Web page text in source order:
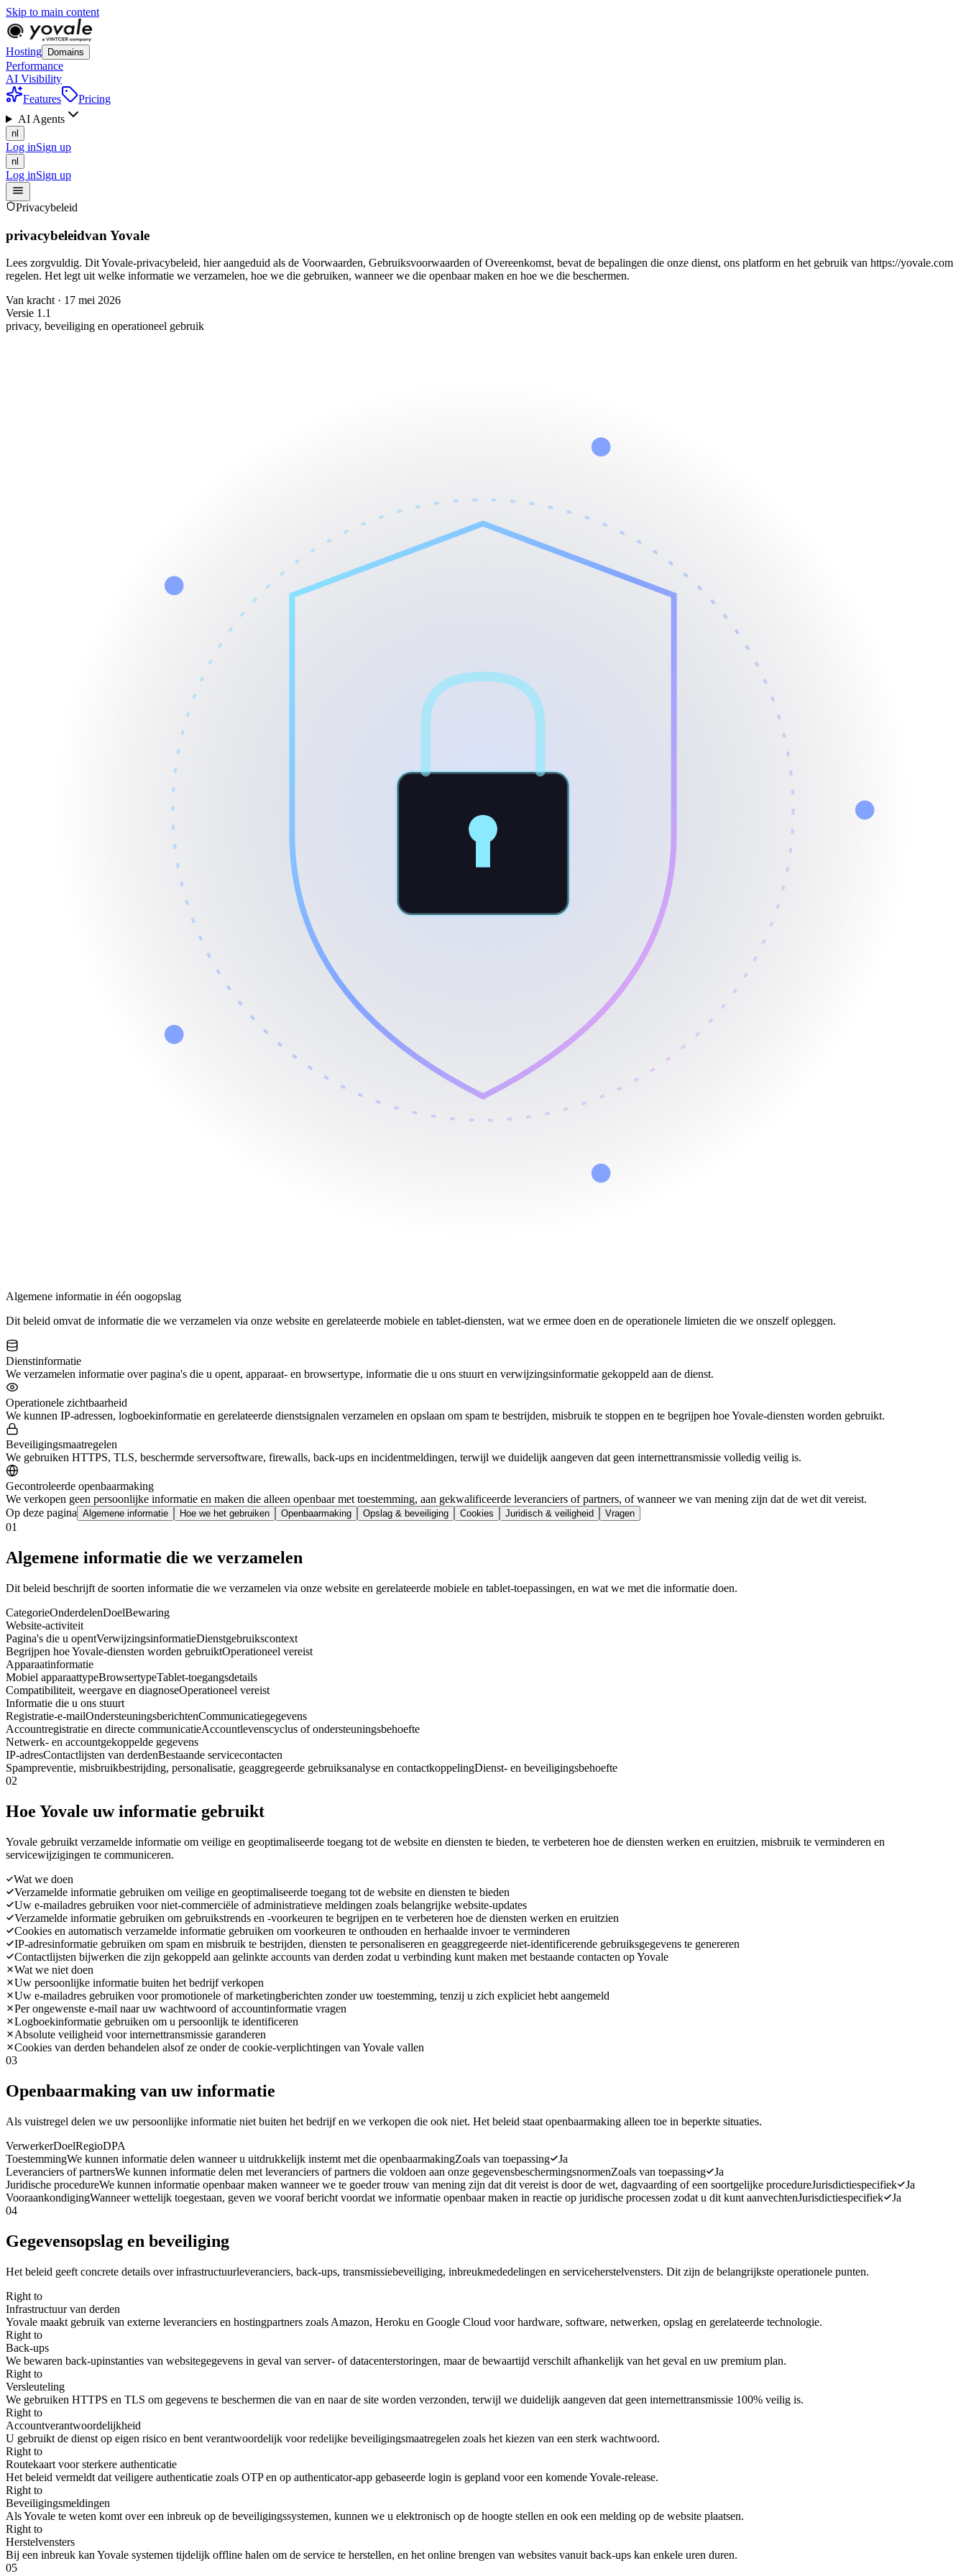
Skip to main content
Hosting Domains
Performance
AI Visibility
Features
Pricing
AI Agents
nl
Log inSign up
nl
Log inSign up
Privacybeleid
privacybeleidvan Yovale
Lees zorgvuldig. Dit Yovale-privacybeleid, hier aangeduid als de Voorwaarden, Gebruiksvoorwaarden of Overeenkomst, bevat de bepalingen die onze dienst, ons platform en het gebruik van https://yovale.com
regelen. Het legt uit welke informatie we verzamelen, hoe we die gebruiken, wanneer we die openbaar maken en hoe we die beschermen.
Van kracht· 17 mei 2026
Versie 1.1
privacy, beveiliging en operationeel gebruik
Algemene informatie in één oogopslag
Dit beleid omvat de informatie die we verzamelen via onze website en gerelateerde mobiele en tablet-diensten, wat we ermee doen en de operationele limieten die we onszelf opleggen.
Dienstinformatie
We verzamelen informatie over pagina's die u opent, apparaat- en browsertype, informatie die u ons stuurt en verwijzingsinformatie gekoppeld aan de dienst.
Operationele zichtbaarheid
We kunnen IP-adressen, logboekinformatie en gerelateerde dienstsignalen verzamelen en opslaan om spam te bestrijden, misbruik te stoppen en te begrijpen hoe Yovale-diensten worden gebruikt.
Beveiligingsmaatregelen
We gebruiken HTTPS, TLS, beschermde serversoftware, firewalls, back-ups en incidentmeldingen, terwijl we duidelijk aangeven dat geen internettransmissie volledig veilig is.
Gecontroleerde openbaarmaking
We verkopen geen persoonlijke informatie en maken die alleen openbaar met toestemming, aan gekwalificeerde leveranciers of partners, of wanneer we van mening zijn dat de wet dit vereist.
Op deze pagina Algemene informatie Hoe we het gebruiken Openbaarmaking Opslag & beveiliging Cookies Juridisch & veiligheid Vragen
01
Algemene informatie die we verzamelen
Dit beleid beschrijft de soorten informatie die we verzamelen via onze website en gerelateerde mobiele en tablet-toepassingen, en wat we met die informatie doen.
CategorieOnderdelenDoelBewaring
Website-activiteit
Pagina's die u opentVerwijzingsinformatieDienstgebruikscontext
Begrijpen hoe Yovale-diensten worden gebruiktOperationeel vereist
Apparaatinformatie
Mobiel apparaattypeBrowsertypeTablet-toegangsdetails
Compatibiliteit, weergave en diagnoseOperationeel vereist
Informatie die u ons stuurt
Registratie-e-mailOndersteuningsberichtenCommunicatiegegevens
Accountregistratie en directe communicatieAccountlevenscyclus of ondersteuningsbehoefte
Netwerk- en accountgekoppelde gegevens
IP-adresContactlijsten van derdenBestaande servicecontacten
Spampreventie, misbruikbestrijding, personalisatie, geaggregeerde gebruiksanalyse en contactkoppelingDienst- en beveiligingsbehoefte
02
Hoe Yovale uw informatie gebruikt
Yovale gebruikt verzamelde informatie om veilige en geoptimaliseerde toegang tot de website en diensten te bieden, te verbeteren hoe de diensten werken en eruitzien, misbruik te verminderen en
servicewijzigingen te communiceren.
Wat we doen
Verzamelde informatie gebruiken om veilige en geoptimaliseerde toegang tot de website en diensten te bieden
Uw e-mailadres gebruiken voor niet-commerciële of administratieve meldingen zoals belangrijke website-updates
Verzamelde informatie gebruiken om gebruikstrends en -voorkeuren te begrijpen en te verbeteren hoe de diensten werken en eruitzien
Cookies en automatisch verzamelde informatie gebruiken om voorkeuren te onthouden en herhaalde invoer te verminderen
IP-adresinformatie gebruiken om spam en misbruik te bestrijden, diensten te personaliseren en geaggregeerde niet-identificerende gebruiksgegevens te genereren
Contactlijsten bijwerken die zijn gekoppeld aan gelinkte accounts van derden zodat u verbinding kunt maken met bestaande contacten op Yovale
Wat we niet doen
Uw persoonlijke informatie buiten het bedrijf verkopen
Uw e-mailadres gebruiken voor promotionele of marketingberichten zonder uw toestemming, tenzij u zich expliciet hebt aangemeld
Per ongewenste e-mail naar uw wachtwoord of accountinformatie vragen
Logboekinformatie gebruiken om u persoonlijk te identificeren
Absolute veiligheid voor internettransmissie garanderen
Cookies van derden behandelen alsof ze onder de cookie-verplichtingen van Yovale vallen
03
Openbaarmaking van uw informatie
Als vuistregel delen we uw persoonlijke informatie niet buiten het bedrijf en we verkopen die ook niet. Het beleid staat openbaarmaking alleen toe in beperkte situaties.
VerwerkerDoelRegioDPA
ToestemmingWe kunnen informatie delen wanneer u uitdrukkelijk instemt met die openbaarmakingZoals van toepassing
Ja
Leveranciers of partnersWe kunnen informatie delen met leveranciers of partners die voldoen aan onze gegevensbeschermingsnormenZoals van toepassing
Ja
Juridische procedureWe kunnen informatie openbaar maken wanneer we te goeder trouw van mening zijn dat dit vereist is door de wet, dagvaarding of een soortgelijke procedureJurisdictiespecifiek
Ja
VooraankondigingWanneer wettelijk toegestaan, geven we vooraf bericht voordat we informatie openbaar maken in reactie op juridische processen zodat u dit kunt aanvechtenJurisdictiespecifiek
Ja
04
Gegevensopslag en beveiliging
Het beleid geeft concrete details over infrastructuurleveranciers, back-ups, transmissiebeveiliging, inbreukmededelingen en serviceherstelvensters. Dit zijn de belangrijkste operationele punten.
Right to
Infrastructuur van derden
Yovale maakt gebruik van externe leveranciers en hostingpartners zoals Amazon, Heroku en Google Cloud voor hardware, software, netwerken, opslag en gerelateerde technologie.
Right to
Back-ups
We bewaren back-upinstanties van websitegegevens in geval van server- of datacenterstoringen, maar de bewaartijd verschilt afhankelijk van het geval en uw premium plan.
Right to
Versleuteling
We gebruiken HTTPS en TLS om gegevens te beschermen die van en naar de site worden verzonden, terwijl we duidelijk aangeven dat geen internettransmissie 100% veilig is.
Right to
Accountverantwoordelijkheid
U gebruikt de dienst op eigen risico en bent verantwoordelijk voor redelijke beveiligingsmaatregelen zoals het kiezen van een sterk wachtwoord.
Right to
Routekaart voor sterkere authenticatie
Het beleid vermeldt dat veiligere authenticatie zoals OTP en op authenticator-app gebaseerde login is gepland voor een komende Yovale-release.
Right to
Beveiligingsmeldingen
Als Yovale te weten komt over een inbreuk op de beveiligingssystemen, kunnen we u elektronisch op de hoogte stellen en ook een melding op de website plaatsen.
Right to
Herstelvensters
Bij een inbreuk kan Yovale systemen tijdelijk offline halen om de service te herstellen, en het online brengen van websites vanuit back-ups kan enkele uren duren.
05